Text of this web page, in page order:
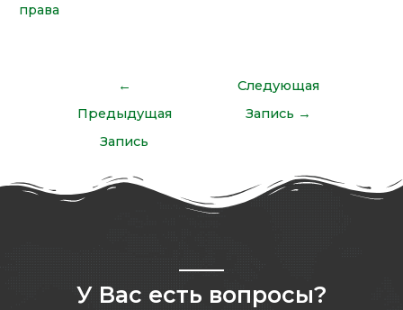
права
←
Предыдущая
Запись
Следующая
Запись →
У Вас есть вопросы?